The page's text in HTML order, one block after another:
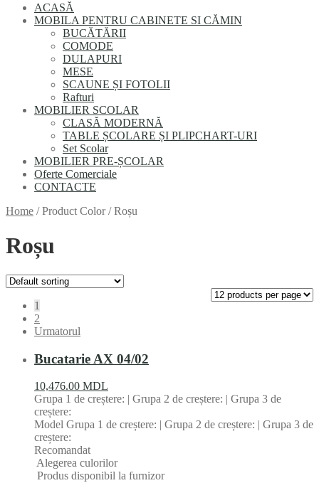
ACASĂ
MOBILA PENTRU CABINETE SI CĂMIN
BUCĂTĂRII
COMODE
DULAPURI
MESE
SCAUNE ȘI FOTOLII
Rafturi
MОBILIER SCОLAR
CLASĂ MODERNĂ
TABLE ȘCOLARE ȘI PLIPCHART-URI
Set Scolar
MOBILIER PRE-ȘCOLAR
Oferte Comerciale
CONTACTE
Home /Product Color/Roșu
Roșu
1
2
Urmatorul
Bucatarie AX 04/02
10,476.00 MDL
Grupa 1 de creștere: | Grupa 2 de creștere: | Grupa 3 de
creștere:
Model Grupa 1 de creștere: | Grupa 2 de creștere: | Grupa 3 de
creștere:
Recomandat
Alegerea culorilor
Produs disponibil la furnizor